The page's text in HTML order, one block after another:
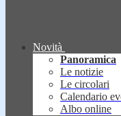
Novità
Panoramica
Le notizie
Le circolari
Calendario
Albo online